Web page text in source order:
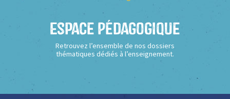
Espace Pédagogique
Retrouvez l’ensemble de nos dossiers
thématiques dédiés à l’enseignement.